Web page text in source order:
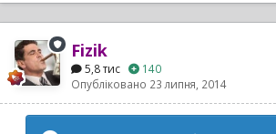
Fizik
5,8 тис
140
Опубліковано 23 липня, 2014